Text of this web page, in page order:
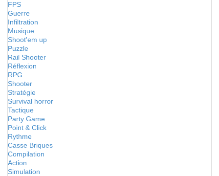
FPS
Guerre
Infiltration
Musique
Shoot'em up
Puzzle
Rail Shooter
Réflexion
RPG
Shooter
Stratégie
Survival horror
Tactique
Party Game
Point & Click
Rythme
Casse Briques
Compilation
Action
Simulation